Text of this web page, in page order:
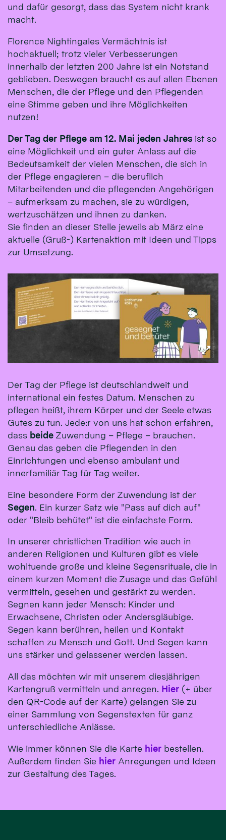
und dafür gesorgt, dass das System nicht krank
macht.
Florence Nightingales Vermächtnis ist
hochaktuell; trotz vieler Verbesserungen
innerhalb der letzten 200 Jahre ist ein Notstand
geblieben. Deswegen braucht es auf allen Ebenen
Menschen, die der Pflege und den Pflegenden
eine Stimme geben und ihre Möglichkeiten
nutzen!
Der Tag der Pflege am 12. Mai jeden Jahres ist so
eine Möglichkeit und ein guter Anlass auf die
Bedeutsamkeit der vielen Menschen, die sich in
der­­­ Pflege engagieren – die beruflich
Mitarbeitenden und die pflegenden Angehörigen
– aufmerksam zu machen, sie zu würdigen,
wertzuschätzen und ihnen zu danken.
Sie finden an dieser Stelle jeweils ab März eine
aktuelle (Gruß-) Kartenaktion mit Ideen und Tipps
zur Umsetzung.
Der Tag der Pflege ist deutschlandweit und
international ein festes Datum. Menschen zu
pflegen heißt, ihrem Körper und der Seele etwas
Gutes zu tun. Jede:r von uns hat schon erfahren,
dass beide Zuwendung – Pflege – brauchen.
Genau das geben die Pflegenden in den
Einrichtungen und ebenso ambulant und
innerfamiliär Tag für Tag weiter.
Eine besondere Form der Zuwendung ist der
Segen. Ein kurzer Satz wie "Pass auf dich auf"
oder "Bleib behütet" ist die einfachste Form.
In unserer christlichen Tradition wie auch in
anderen Religionen und Kulturen gibt es viele
wohltuende große und kleine Segensrituale, die in
einem kurzen Moment die Zusage und das Gefühl
vermitteln, gesehen und gestärkt zu werden.
Segnen kann jeder Mensch: Kinder und
Erwachsene, Christen oder Andersgläubige.
Segen kann berühren, heilen und Kontakt
schaffen zu Mensch und Gott. Und Segen kann
uns stärker und gelassener werden lassen.
All das möchten wir mit unserem diesjährigen
Kartengruß vermitteln und anregen. Hier (+ über
den QR-Code auf der Karte) gelangen Sie zu
einer Sammlung von Segenstexten für ganz
unterschiedliche Anlässe.
Wie immer können Sie die Karte hier bestellen.
Außerdem finden Sie hier Anregungen und Ideen
zur Gestaltung des Tages.